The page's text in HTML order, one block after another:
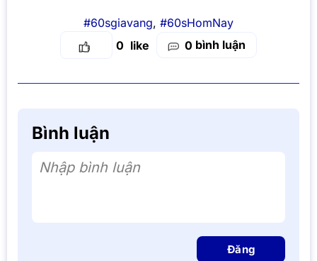
#60sgiavang, #60sHomNay
0
0 bình luận
Bình luận
Nhập bình luận
Đăng